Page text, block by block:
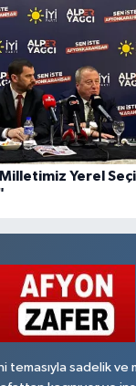
Yerel
temasıyla sadelik ve